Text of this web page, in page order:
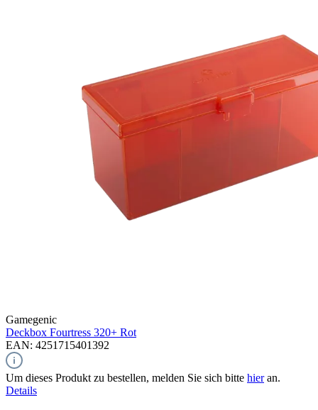
Gamegenic
Deckbox Fourtress 320+ Rot
EAN: 4251715401392
Um dieses Produkt zu bestellen, melden Sie sich bitte hieran.
Details